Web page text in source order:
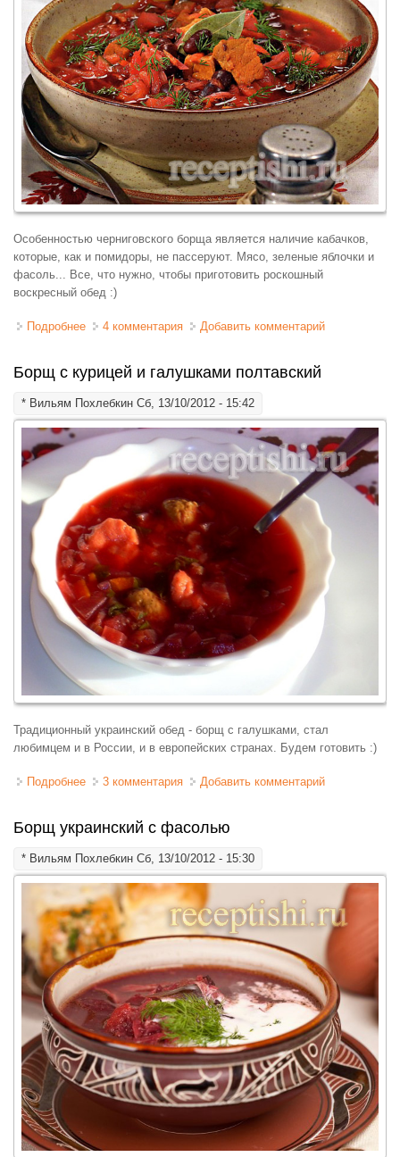
Особенностью черниговского борща является наличие кабачков,
которые, как и помидоры, не пассеруют. Мясо, зеленые яблочки и
фасоль... Все, что нужно, чтобы приготовить роскошный
воскресный обед :)
Подробнее о Борщ с фасолью и кабачками черниговский
4 комментария Добавить комментарий
Борщ с курицей и галушками полтавский
* Вильям Похлебкин Сб, 13/10/2012 - 15:42
Традиционный украинский обед - борщ с галушками, стал
любимцем и в России, и в европейских странах. Будем готовить :)
Подробнее о Борщ с курицей и галушками полтавский
3 комментария Добавить комментарий
Борщ украинский с фасолью
* Вильям Похлебкин Сб, 13/10/2012 - 15:30